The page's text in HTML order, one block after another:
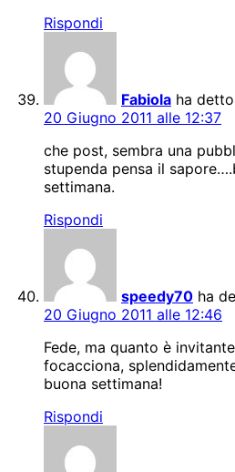
Rispondi
Fabiola ha
20 Giugno 2011 alle 12:37
che post, sembra una
stupenda pensa il
settimana.
Rispondi
speedy70 ha
20 Giugno 2011 alle 12:46
Fede, ma quanto è
focacciona,
buona settimana!
Rispondi